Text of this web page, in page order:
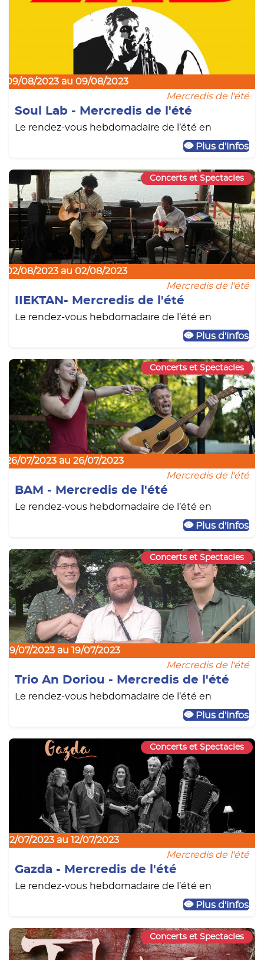
09/08/2023 au 09/08/2023
Mercredis de l'été
Soul Lab - Mercredis de l'été
Le rendez-vous hebdomadaire de l’été en
Plus d'infos
Concerts et Spectacles
02/08/2023 au 02/08/2023
Mercredis de l'été
IIEKTAN- Mercredis de l'été
Le rendez-vous hebdomadaire de l’été en
Plus d'infos
Concerts et Spectacles
26/07/2023 au 26/07/2023
Mercredis de l'été
BAM - Mercredis de l'été
Le rendez-vous hebdomadaire de l’été en
Plus d'infos
Concerts et Spectacles
19/07/2023 au 19/07/2023
Mercredis de l'été
Trio An Doriou - Mercredis de l'été
Le rendez-vous hebdomadaire de l’été en
Plus d'infos
Concerts et Spectacles
12/07/2023 au 12/07/2023
Mercredis de l'été
Gazda - Mercredis de l'été
Le rendez-vous hebdomadaire de l’été en
Plus d'infos
Concerts et Spectacles